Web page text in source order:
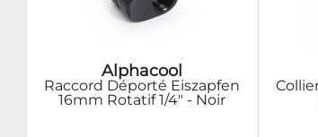
Alphacool
Raccord Déporté Eiszapfen
16mm Rotatif 1/4" - Noir